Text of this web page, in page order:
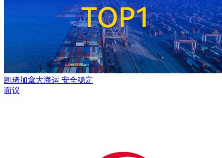
凯琦加拿大海运 安全稳定
面议